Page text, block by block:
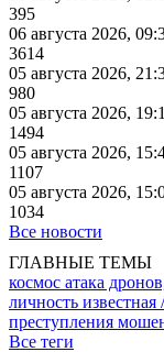
395
06 августа 2026,
3614
05 августа 2026,
980
05 августа 2026,
1494
05 августа 2026,
1107
05 августа 2026,
1034
Все новости
ГЛАВНЫЕ ТЕМЫ
космос атака
личность
преступления
Все теги